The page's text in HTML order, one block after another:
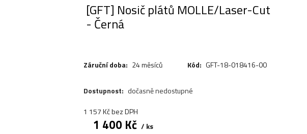
[GFT] Nosič plátů MOLLE/Laser-Cut
- Černá
Záruční doba: 24 měsíců Kód: GFT-18-018416-00
Dostupnost: dočasně nedostupné
1 157Kčbez DPH
1 400 Kč ks